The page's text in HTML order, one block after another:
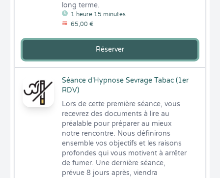
1 heure 15 minutes
65,00 €
long terme.
Réserver
Séance d'Hypnose Sevrage Tabac (1er
RDV)
Lors de cette première séance, vous
recevrez des documents à lire au
préalable pour préparer au mieux
notre rencontre. Nous définirons
ensemble vos objectifs et les raisons
profondes qui vous motivent à arrêter
de fumer. Une dernière séance,
prévue 8 jours après, viendra